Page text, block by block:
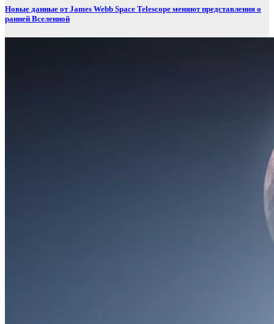
Новые данные от James Webb Space Telescope меняют представления о
ранней Вселенной